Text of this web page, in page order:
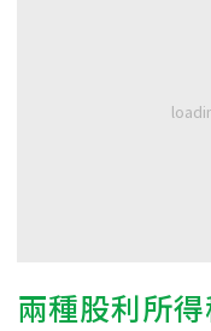
兩種股利所